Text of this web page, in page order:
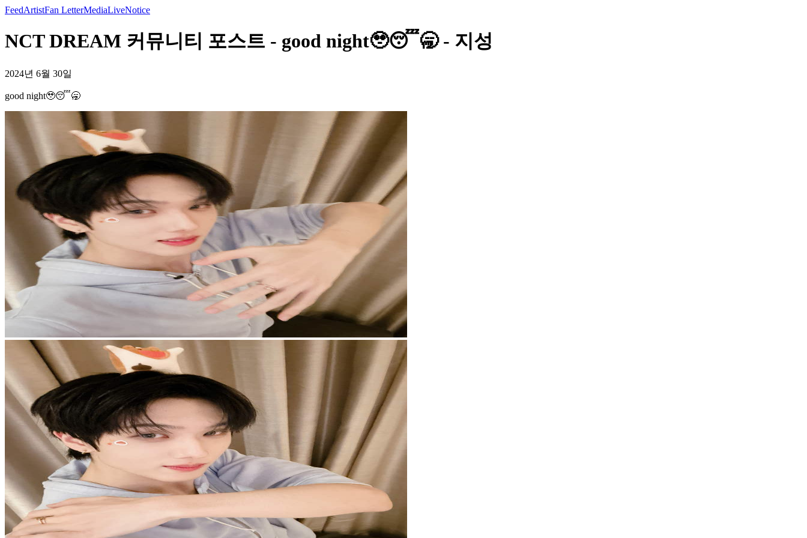
FeedArtistFan LetterMediaLiveNotice
NCT DREAM 커뮤니티 포스트 - good night🥹😴🥱 - 지성
2024년 6월 30일
good night🥹😴🥱